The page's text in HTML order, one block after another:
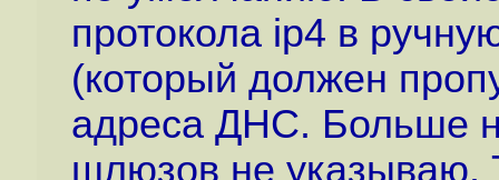
протокола ip4 в
(который должен
адреса ДНС. Больше
шлюзов не указываю.